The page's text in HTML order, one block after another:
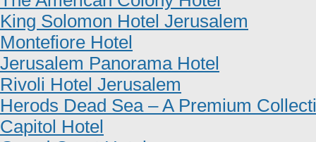
King Solomon Hotel Jerusalem
Montefiore Hotel
Jerusalem Panorama Hotel
Rivoli Hotel Jerusalem
Herods Dead Sea – A Premium
Capitol Hotel